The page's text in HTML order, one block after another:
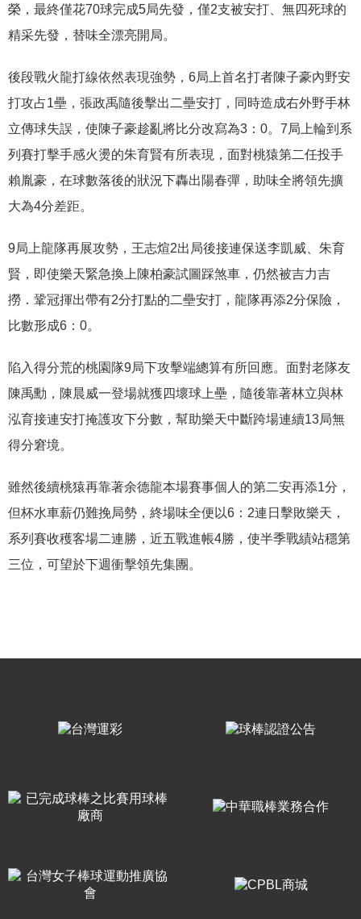
榮，最終僅花70球完成5局先發，僅2支被安打、無四死球的
精采先發，替味全漂亮開局。
後段戰火龍打線依然表現強勢，6局上首名打者陳子豪內野安
打攻占1壘，張政禹隨後擊出二壘安打，同時造成右外野手林
立傳球失誤，使陳子豪趁亂將比分改寫為3：0。7局上輪到系
列賽打擊手感火燙的朱育賢有所表現，面對桃猿第二任投手
賴胤豪，在球數落後的狀況下轟出陽春彈，助味全將領先擴
大為4分差距。
9局上龍隊再展攻勢，王志煊2出局後接連保送李凱威、朱育
賢，即使樂天緊急換上陳柏豪試圖踩煞車，仍然被吉力吉
撈．鞏冠揮出帶有2分打點的二壘安打，龍隊再添2分保險，
比數形成6：0。
陷入得分荒的桃園隊9局下攻擊端總算有所回應。面對老隊友
陳禹勳，陳晨威一登場就獲四壞球上壘，隨後靠著林立與林
泓育接連安打掩護攻下分數，幫助樂天中斷跨場連續13局無
得分窘境。
雖然後續桃猿再靠著余德龍本場賽事個人的第二安再添1分，
但杯水車薪仍難挽局勢，終場味全便以6：2連日擊敗樂天，
系列賽收穫客場二連勝，近五戰進帳4勝，使半季戰績站穩第
三位，可望於下週衝擊領先集團。